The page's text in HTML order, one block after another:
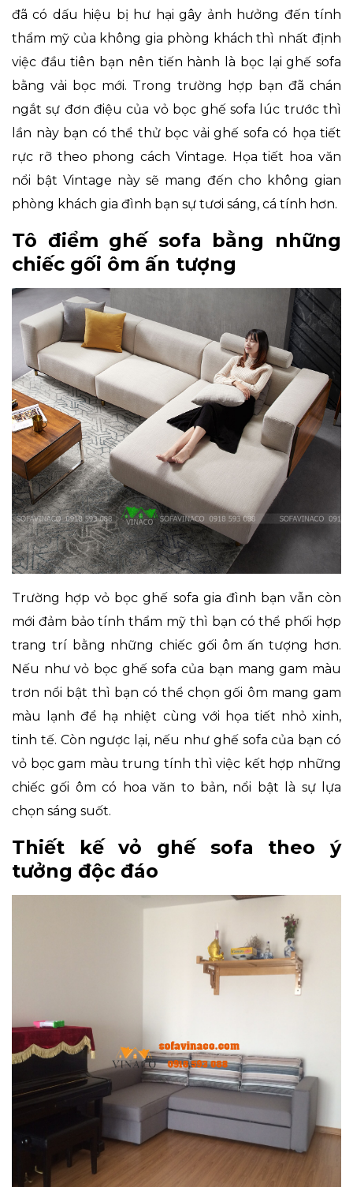
đã có dấu hiệu bị hư hại gây ảnh hưởng đến tính
thẩm mỹ của không gia phòng khách thì nhất định
việc đầu tiên bạn nên tiến hành là bọc lại ghế sofa
bằng vải bọc mới. Trong trường hợp bạn đã chán
ngắt sự đơn điệu của vỏ bọc ghế sofa lúc trước thì
lần này bạn có thể thử bọc vải ghế sofa có họa tiết
rực rỡ theo phong cách Vintage. Họa tiết hoa văn
nổi bật Vintage này sẽ mang đến cho không gian
phòng khách gia đình bạn sự tươi sáng, cá tính hơn.
Tô điểm ghế sofa bằng những
chiếc gối ôm ấn tượng
Trường hợp vỏ bọc ghế sofa gia đình bạn vẫn còn
mới đảm bảo tính thẩm mỹ thì bạn có thể phối hợp
trang trí bằng những chiếc gối ôm ấn tượng hơn.
Nếu như vỏ bọc ghế sofa của bạn mang gam màu
trơn nổi bật thì bạn có thể chọn gối ôm mang gam
màu lạnh để hạ nhiệt cùng với họa tiết nhỏ xinh,
tinh tế. Còn ngược lại, nếu như ghế sofa của bạn có
vỏ bọc gam màu trung tính thì việc kết hợp những
chiếc gối ôm có hoa văn to bản, nổi bật là sự lựa
chọn sáng suốt.
Thiết kế vỏ ghế sofa theo ý
tưởng độc đáo